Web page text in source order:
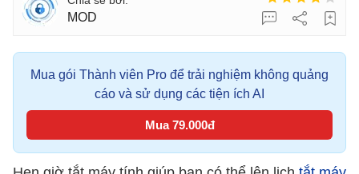
MOD
Mua gói Thành viên Pro để trải nghiệm không quảng
cáo và sử dụng các tiện ích AI
Mua 79.000đ